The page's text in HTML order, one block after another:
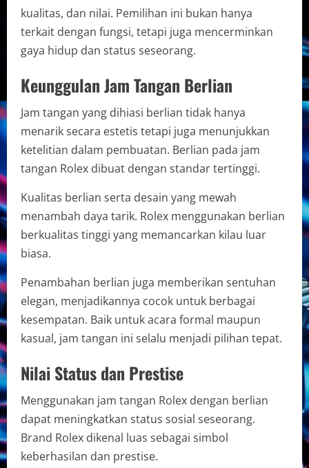
kualitas, dan nilai. Pemilihan ini bukan hanya
terkait dengan fungsi, tetapi juga mencerminkan
gaya hidup dan status seseorang.
Keunggulan Jam Tangan Berlian
Jam tangan yang dihiasi berlian tidak hanya
menarik secara estetis tetapi juga menunjukkan
ketelitian dalam pembuatan. Berlian pada jam
tangan Rolex dibuat dengan standar tertinggi.
Kualitas berlian serta desain yang mewah
menambah daya tarik. Rolex menggunakan berlian
berkualitas tinggi yang memancarkan kilau luar
biasa.
Penambahan berlian juga memberikan sentuhan
elegan, menjadikannya cocok untuk berbagai
kesempatan. Baik untuk acara formal maupun
kasual, jam tangan ini selalu menjadi pilihan tepat.
Nilai Status dan Prestise
Menggunakan jam tangan Rolex dengan berlian
dapat meningkatkan status sosial seseorang.
Brand Rolex dikenal luas sebagai simbol
keberhasilan dan prestise.